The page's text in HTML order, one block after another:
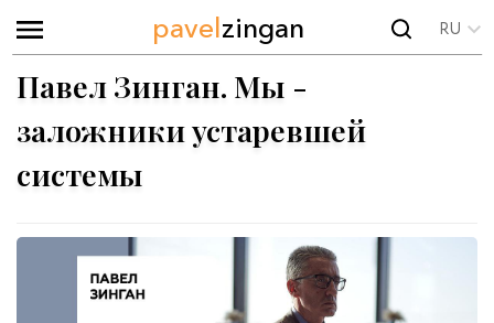
pavelzingan RU
Павел Зинган. Мы -
заложники устаревшей
системы